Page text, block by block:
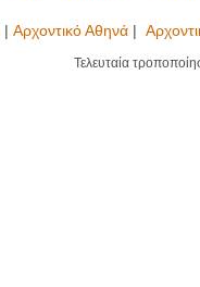
| Αρχοντικό Αθηνά |
Τελευταία